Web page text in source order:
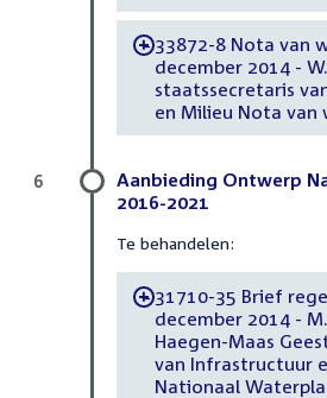
-33872-8 Nota van
december 2014 -
staatssecretaris
en Milieu Nota van
Aanbieding Ontwerp
2016-2021
Te behandelen:
-31710-35 Brief
december 2014 -
Haegen-Maas
van Infrastructuur
Nationaal
6